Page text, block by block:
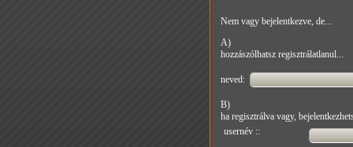
Nem vagy bejelentkezve, de...
A)
hozzászólhatsz regisztrálatlanul...
neved:
B)
ha regisztrálva vagy,
usernév ::